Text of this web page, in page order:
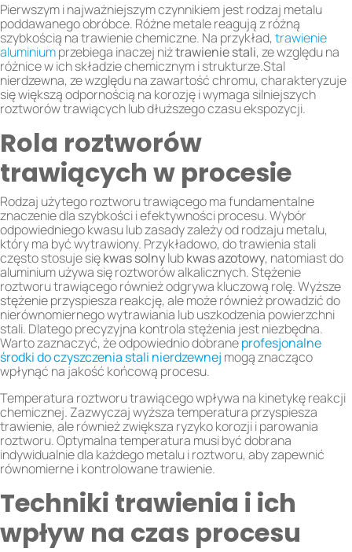
Pierwszym i najważniejszym czynnikiem jest rodzaj metalu
poddawanego obróbce. Różne metale reagują z różną
szybkością na trawienie chemiczne. Na przykład, trawienie
aluminiumprzebiega inaczej niżtrawienie stali, ze względu na
różnice w ich składzie chemicznym i strukturze.Stal
nierdzewna, ze względu na zawartość chromu, charakteryzuje
się większą odpornością na korozję i wymaga silniejszych
roztworów trawiących lub dłuższego czasu ekspozycji.
Rola roztworów
trawiących w procesie
Rodzaj użytego roztworu trawiącego ma fundamentalne
znaczenie dla szybkości i efektywności procesu. Wybór
odpowiedniego kwasu lub zasady zależy od rodzaju metalu,
który ma być wytrawiony. Przykładowo, do trawienia stali
często stosuje siękwas solnylubkwas azotowy, natomiast do
aluminium używa się roztworów alkalicznych. Stężenie
roztworu trawiącego również odgrywa kluczową rolę. Wyższe
stężenie przyspiesza reakcję, ale może również prowadzić do
nierównomiernego wytrawiania lub uszkodzenia powierzchni
stali. Dlatego precyzyjna kontrola stężenia jest niezbędna.
Warto zaznaczyć, że odpowiednio dobraneprofesjonalne
środki do czyszczenia stali nierdzewnej mogą znacząco
wpłynąć na jakość końcową procesu.
Temperatura roztworu trawiącego wpływa na kinetykę reakcji
chemicznej. Zazwyczaj wyższa temperatura przyspiesza
trawienie, ale również zwiększa ryzyko korozji i parowania
roztworu. Optymalna temperatura musi być dobrana
indywidualnie dla każdego metalu i roztworu, aby zapewnić
równomierne i kontrolowane trawienie.
Techniki trawienia i ich
wpływ na czas procesu